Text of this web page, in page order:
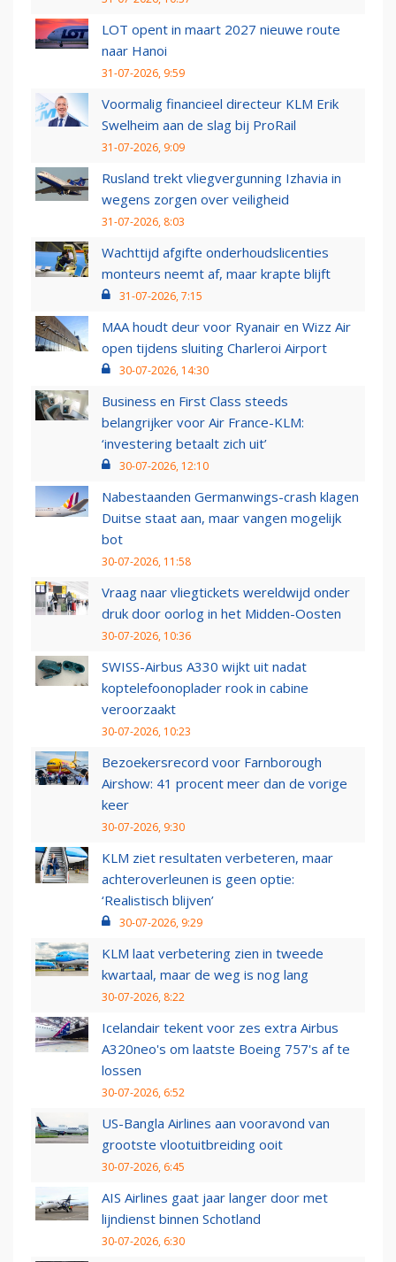
LOT opent in maart 2027 nieuwe route
naar Hanoi
31-07-2026, 9:59
Voormalig financieel directeur KLM Erik
Swelheim aan de slag bij ProRail
31-07-2026, 9:09
Rusland trekt vliegvergunning Izhavia in
wegens zorgen over veiligheid
31-07-2026, 8:03
Wachttijd afgifte onderhoudslicenties
monteurs neemt af, maar krapte blijft
31-07-2026, 7:15
MAA houdt deur voor Ryanair en Wizz Air
open tijdens sluiting Charleroi Airport
30-07-2026, 14:30
Business en First Class steeds
belangrijker voor Air France-KLM:
‘investering betaalt zich uit’
30-07-2026, 12:10
Nabestaanden Germanwings-crash klagen
Duitse staat aan, maar vangen mogelijk
bot
30-07-2026, 11:58
Vraag naar vliegtickets wereldwijd onder
druk door oorlog in het Midden-Oosten
30-07-2026, 10:36
SWISS-Airbus A330 wijkt uit nadat
koptelefoonoplader rook in cabine
veroorzaakt
30-07-2026, 10:23
Bezoekersrecord voor Farnborough
Airshow: 41 procent meer dan de vorige
keer
30-07-2026, 9:30
KLM ziet resultaten verbeteren, maar
achteroverleunen is geen optie:
‘Realistisch blijven’
30-07-2026, 9:29
KLM laat verbetering zien in tweede
kwartaal, maar de weg is nog lang
30-07-2026, 8:22
Icelandair tekent voor zes extra Airbus
A320neo's om laatste Boeing 757's af te
lossen
30-07-2026, 6:52
US-Bangla Airlines aan vooravond van
grootste vlootuitbreiding ooit
30-07-2026, 6:45
AIS Airlines gaat jaar langer door met
lijndienst binnen Schotland
30-07-2026, 6:30